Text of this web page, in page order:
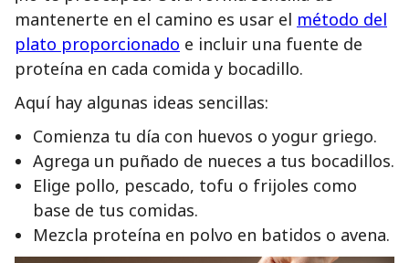
mantenerte en el camino es usar el método del
plato proporcionado e incluir una fuente de
proteína en cada comida y bocadillo.
Aquí hay algunas ideas sencillas:
Comienza tu día con huevos o yogur griego.
Agrega un puñado de nueces a tus bocadillos.
Elige pollo, pescado, tofu o frijoles como
base de tus comidas.
Mezcla proteína en polvo en batidos o avena.